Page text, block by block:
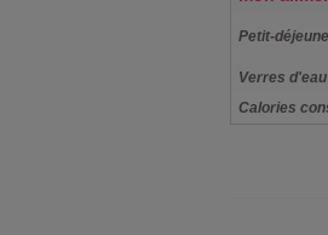
Petit-
Verres d'eau
Calories